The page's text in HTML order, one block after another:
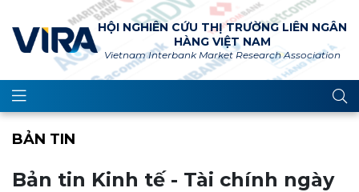
HỘI NGHIÊN CỨU THỊ TRƯỜNG LIÊN NGÂN
HÀNG VIỆT NAM
Vietnam Interbank Market Research Association
BẢN TIN
Bản tin Kinh tế - Tài chính ngày